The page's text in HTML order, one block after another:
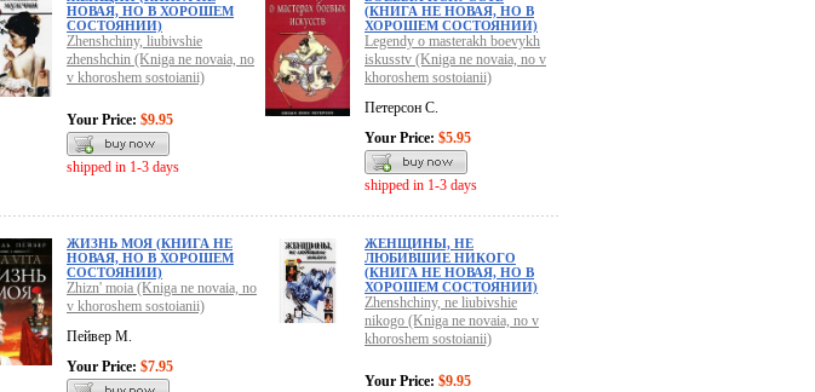
НОВАЯ, НО В ХОРОШЕМ
СОСТОЯНИИ)
Zhenshchiny, liubivshie
zhenshchin (Kniga ne novaia, no
v khoroshem sostoianii)
Your Price: $9.95
shipped in 1-3 days
(КНИГА НЕ НОВАЯ, НО В
ХОРОШЕМ СОСТОЯНИИ)
Legendy o masterakh boevykh
iskusstv (Kniga ne novaia, no v
khoroshem sostoianii)
Петерсон С.
Your Price: $5.95
shipped in 1-3 days
ЖИЗНЬ МОЯ (КНИГА НЕ
НОВАЯ, НО В ХОРОШЕМ
СОСТОЯНИИ)
Zhizn' moia (Kniga ne novaia, no
v khoroshem sostoianii)
Пейвер М.
Your Price: $7.95
ЖЕНЩИНЫ, НЕ
ЛЮБИВШИЕ НИКОГО
(КНИГА НЕ НОВАЯ, НО В
ХОРОШЕМ СОСТОЯНИИ)
Zhenshchiny, ne liubivshie
nikogo (Kniga ne novaia, no v
khoroshem sostoianii)
Your Price: $9.95